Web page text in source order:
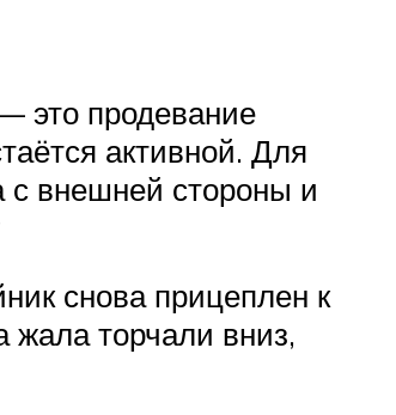
это продевание
активной. Для
с внешней стороны и
снова прицеплен к
жала торчали вниз,